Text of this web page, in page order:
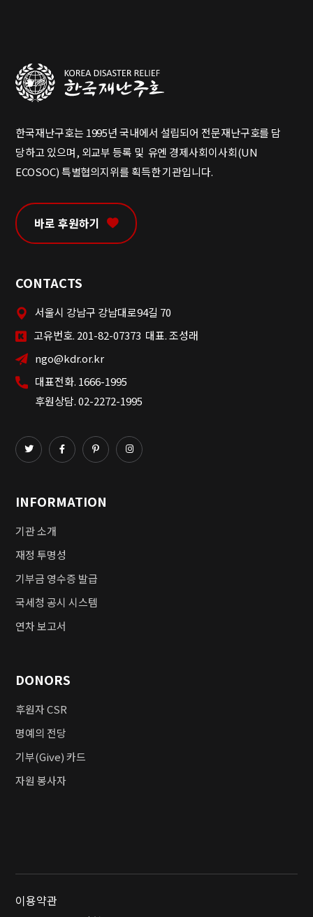
한국재난구호는 1995년 국내에서 설립되어 전문재난구호를 담
당하고 있으며, 외교부 등록 및 유엔 경제사회이사회(UN
ECOSOC) 특별협의지위를 획득한 기관입니다.
바로 후원하기
CONTACTS
서울시 강남구 강남대로94길 70
고유번호. 201-82-07373 대표. 조성래
ngo@kdr.or.kr
대표전화. 1666-1995
후원상담. 02-2272-1995
INFORMATION
기관 소개
재정 투명성
기부금 영수증 발급
국세청 공시 시스템
연차 보고서
DONORS
후원자 CSR
명예의 전당
기부(Give) 카드
자원 봉사자
이용약관